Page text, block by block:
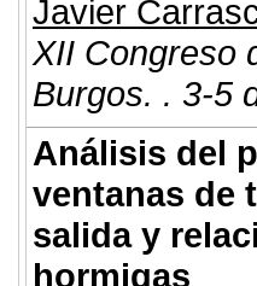
Javier
XII Congreso
Burgos. . 3-5
Análisis del
ventanas de
salida y
hormigas